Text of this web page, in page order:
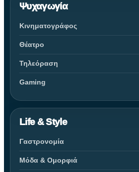
Ψυχαγωγία
Κινηματογράφος
Θέατρο
Τηλεόραση
Gaming
Life & Style
Γαστρονομία
Μόδα & Ομορφιά